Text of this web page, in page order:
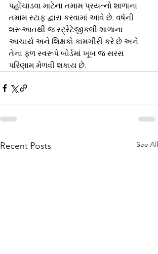
પહોંચાડવા માટેના તમામ પ્રયત્નો શાળાના
તમામ સ્ટાફ દ્વારા કરવામાં આવે છે. વર્ષની
શરૂઆતથી જ સ્ટ્રેટેજીકલી શાળાના
આચાર્ય અને શિક્ષકો કામગીરી કરે છે અને
તેના ફળ સ્વરૂપે બોર્ડમાં ખૂબ જ સરસ
પરિણામ મેળવી શકાય છે.
Recent Posts See All